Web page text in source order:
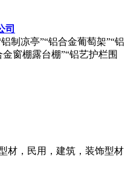
司
制凉亭”“铝合金葡萄架”“铝
窗棚露台棚”“铝艺护栏围
材，民用，建筑，装饰型材